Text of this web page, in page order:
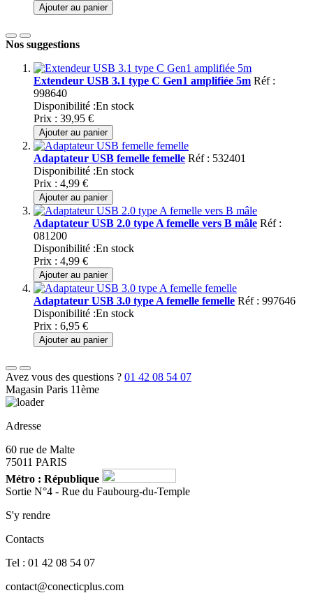
Ajouter au panier
Nos suggestions
Extendeur USB 3.1 type C Gen1 amplifiée 5m Réf :
998640
Disponibilité :En stock
Prix : 39,95 €
Ajouter au panier
Adaptateur USB femelle femelle Réf : 532401
Disponibilité :En stock
Prix : 4,99 €
Ajouter au panier
Adaptateur USB 2.0 type A femelle vers B mâle Réf :
081200
Disponibilité :En stock
Prix : 4,99 €
Ajouter au panier
Adaptateur USB 3.0 type A femelle femelle Réf : 997646
Disponibilité :En stock
Prix : 6,95 €
Ajouter au panier
Avez vous des questions ? 01 42 08 54 07
Magasin Paris 11ème
Adresse
60 rue de Malte
75011 PARIS
Métro : République
Sortie N°4 - Rue du Faubourg-du-Temple
S'y rendre
Contacts
Tel : 01 42 08 54 07
contact@conecticplus.com